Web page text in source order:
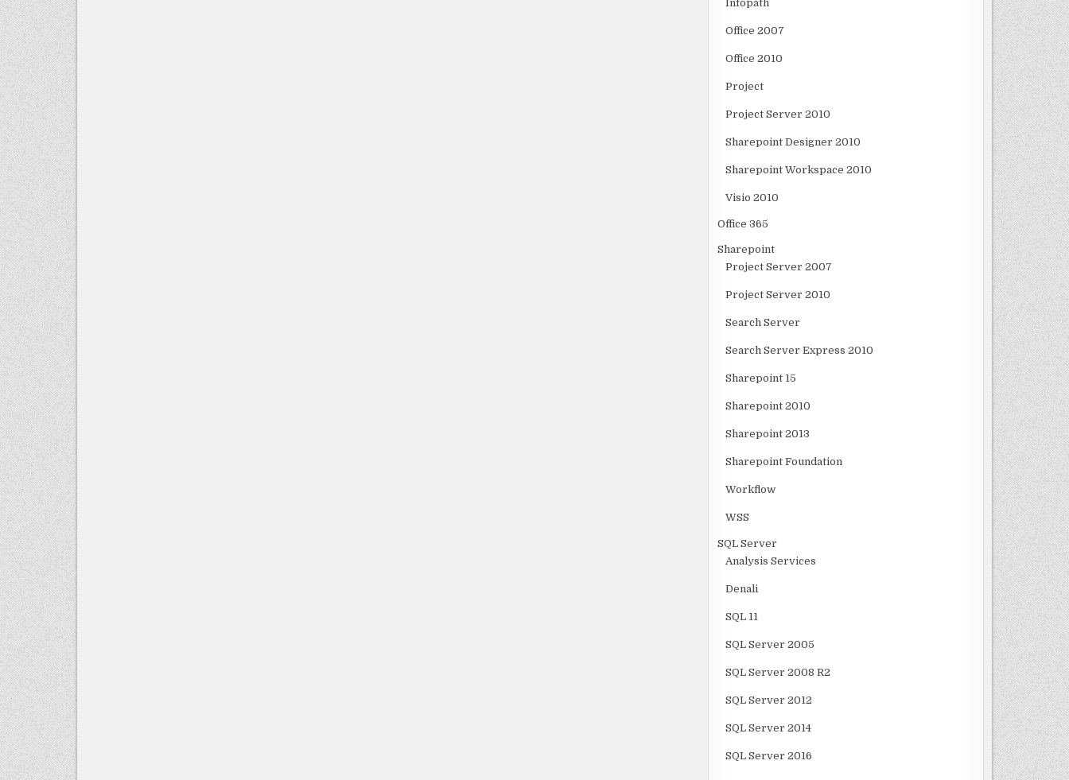
Infopath
Office 2007
Office 2010
Project
Project Server 2010
Sharepoint Designer 2010
Sharepoint Workspace 2010
Visio 2010
Office 365
Sharepoint
Project Server 2007
Project Server 2010
Search Server
Search Server Express 2010
Sharepoint 15
Sharepoint 2010
Sharepoint 2013
Sharepoint Foundation
Workflow
WSS
SQL Server
Analysis Services
Denali
SQL 11
SQL Server 2005
SQL Server 2008 R2
SQL Server 2012
SQL Server 2014
SQL Server 2016